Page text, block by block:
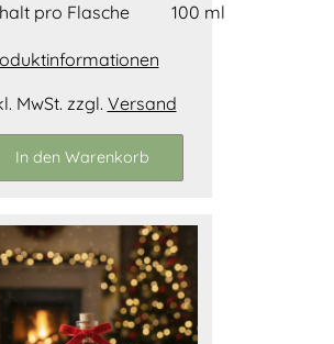
pro Flasche
100 ml
MwSt. zzgl. Versand
In den Warenkorb